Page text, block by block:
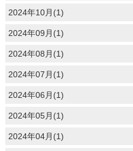
2024年10月(1)
2024年09月(1)
2024年08月(1)
2024年07月(1)
2024年06月(1)
2024年05月(1)
2024年04月(1)